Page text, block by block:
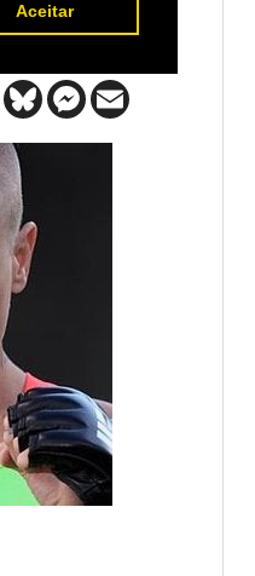
Aceitar